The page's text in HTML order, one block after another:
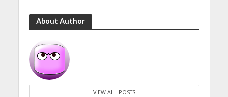
About Author
VIEW ALL POSTS